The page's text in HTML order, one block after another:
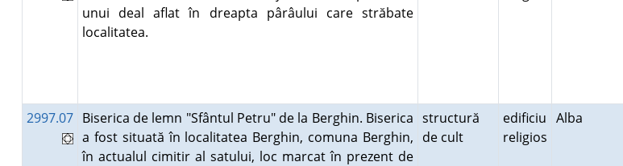
unui deal aflat în dreapta pârâului care străbate
localitatea.
2997.07 Biserica de lemn "Sfântul Petru" de la Berghin. Biserica
a fost situată în localitatea Berghin, comuna Berghin,
în actualul cimitir al satului, loc marcat în prezent de
structură
de cult
edificiu
religios
Alba